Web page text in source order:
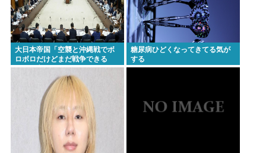
大日本帝国「空襲と沖縄戦でボ
ロボロだけどまだ戦争できる
ぞ！」言うほどか？
糖尿病ひどくなってきてる気が
する